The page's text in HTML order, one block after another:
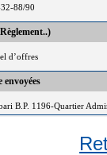
88/90
d’offres
envoyées
B.P. 1196-Quartier